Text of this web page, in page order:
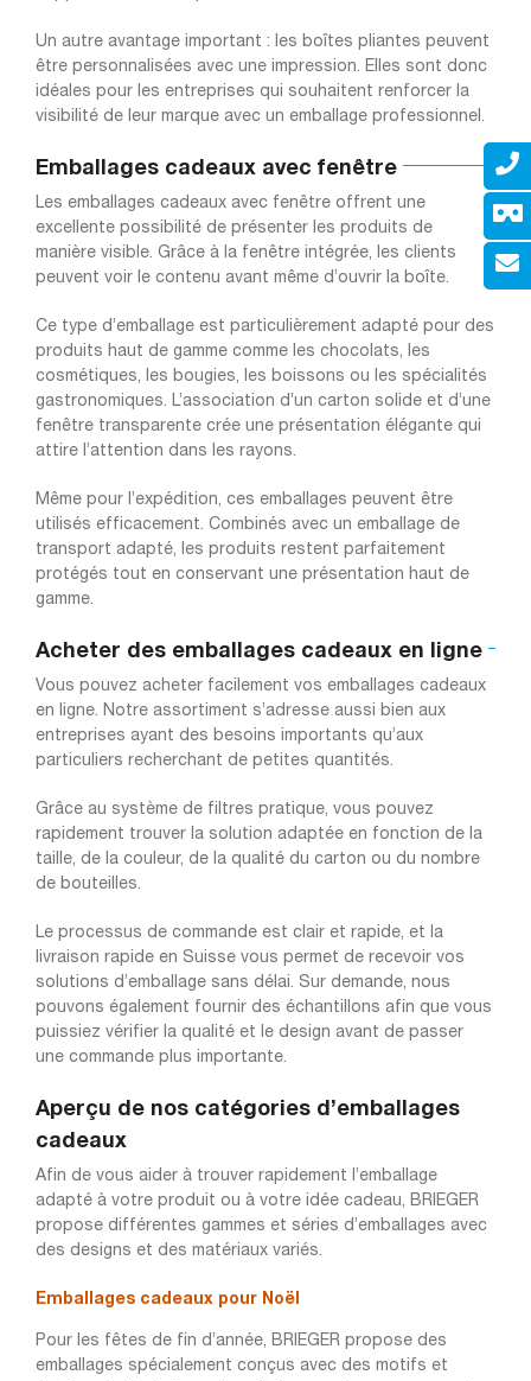
Un autre avantage important : les boîtes pliantes peuvent
être personnalisées avec une impression. Elles sont donc
idéales pour les entreprises qui souhaitent renforcer la
visibilité de leur marque avec un emballage professionnel.
Emballages cadeaux avec fenêtre
Les emballages cadeaux avec fenêtre offrent une
excellente possibilité de présenter les produits de
manière visible. Grâce à la fenêtre intégrée, les clients
peuvent voir le contenu avant même d’ouvrir la boîte.
Ce type d’emballage est particulièrement adapté pour des
produits haut de gamme comme les chocolats, les
cosmétiques, les bougies, les boissons ou les spécialités
gastronomiques. L’association d’un carton solide et d’une
fenêtre transparente crée une présentation élégante qui
attire l’attention dans les rayons.
Même pour l’expédition, ces emballages peuvent être
utilisés efficacement. Combinés avec un emballage de
transport adapté, les produits restent parfaitement
protégés tout en conservant une présentation haut de
gamme.
Acheter des emballages cadeaux en ligne
Vous pouvez acheter facilement vos emballages cadeaux
en ligne. Notre assortiment s’adresse aussi bien aux
entreprises ayant des besoins importants qu’aux
particuliers recherchant de petites quantités.
Grâce au système de filtres pratique, vous pouvez
rapidement trouver la solution adaptée en fonction de la
taille, de la couleur, de la qualité du carton ou du nombre
de bouteilles.
Le processus de commande est clair et rapide, et la
livraison rapide en Suisse vous permet de recevoir vos
solutions d’emballage sans délai. Sur demande, nous
pouvons également fournir des échantillons afin que vous
puissiez vérifier la qualité et le design avant de passer
une commande plus importante.
Aperçu de nos catégories d’emballages
cadeaux
Afin de vous aider à trouver rapidement l’emballage
adapté à votre produit ou à votre idée cadeau, BRIEGER
propose différentes gammes et séries d’emballages avec
des designs et des matériaux variés.
Emballages cadeaux pour Noël
Pour les fêtes de fin d’année, BRIEGER propose des
emballages spécialement conçus avec des motifs et